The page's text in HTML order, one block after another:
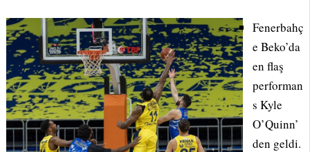
Fenerbahç
e Beko’da
en flaş
performan
s Kyle
O’Quinn’
den geldi.